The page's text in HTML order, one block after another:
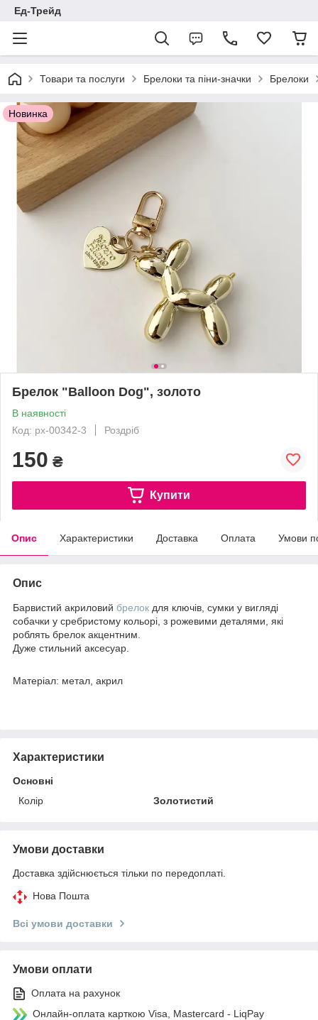
Ед-Трейд
Товари та послуги Брелоки та піни-значки Брелоки
Новинка
Брелок "Balloon Dog", золото
В наявності
Код: px-00342-3
Роздріб
150 ₴
Купити
Опис Характеристики Доставка Оплата Умови
Опис
Барвистий акриловий брелок для ключів, сумки у вигляді
собачки у сребристому кольорі, з рожевими деталями, які
роблять брелок акцентним.
Дуже стильний аксесуар.
Матеріал: метал, акрил
Характеристики
Основні
Колір
Золотистий
Умови доставки
Доставка здійснюється тільки по передоплаті.
Нова Пошта
Всі умови доставки
Умови оплати
Оплата на рахунок
Онлайн-оплата карткою Visa, Mastercard - LiqPay